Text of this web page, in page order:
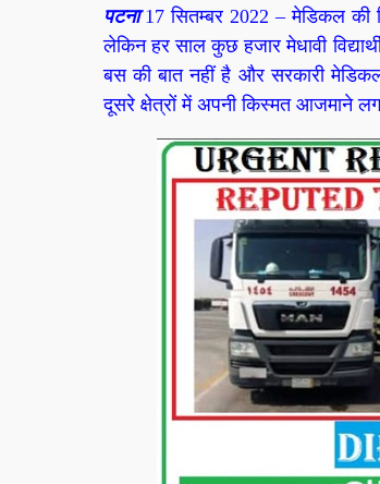
पटना17 सितम्बर 2022 –मेडिकल की
लेकिन हर साल कुछ हजार मेधावी
बस की बात नहीं है और सरकारी
दूसरे क्षेत्रों में अपनी किस्मत आजमाने